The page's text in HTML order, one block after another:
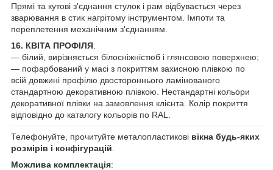
Прямі та кутові з'єднання стулок і рам відбувається через
зварювання в стик нагрітому інструментом. Імпоти та
переплетення механічним з'єднанням.
16. КВІТА ПРОФІЛЯ
— білий, вирізняється білосніжністюб і глянсовою поверхнею;
— пофарбований у масі з покриттям захисною плівкою по
всій довжині профілю двостороннього ламінованого
стандартною декоративною плівкою. Нестандартні кольори
декоративної плівки на замовлення клієнта. Колір покриття
відповідно до каталогу кольорів по RAL.
Телефонуйте, прочитуйте металопластикові вікна будь-яких
розмірів і конфігурацій
Можлива комплектація: